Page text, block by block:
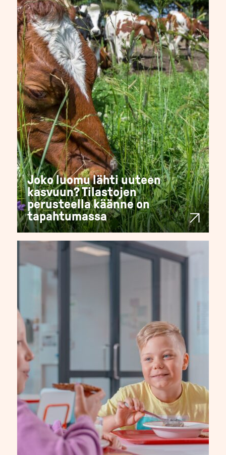
Joko luomu lähti uuteen
kasvuun? Tilastojen
perusteella käänne on
tapahtumassa